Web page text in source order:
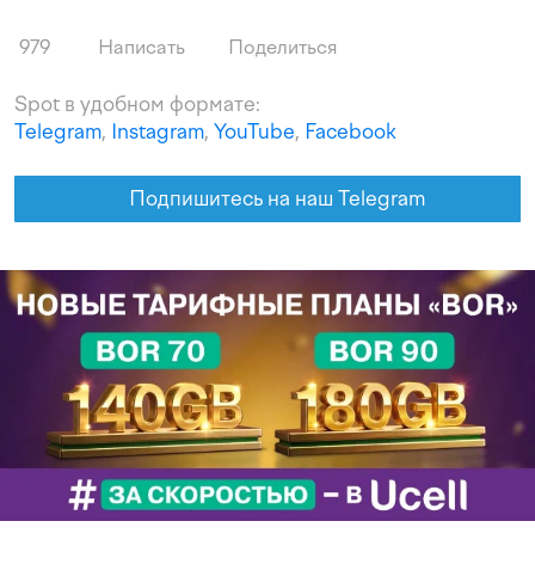
979 Написать Поделиться
Spot в удобном формате:
Telegram, Instagram, YouTube, Facebook
Подпишитесь на наш Telegram